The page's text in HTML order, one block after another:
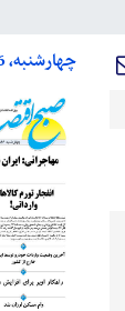
چهارشنبه، 6 اسفند 1404